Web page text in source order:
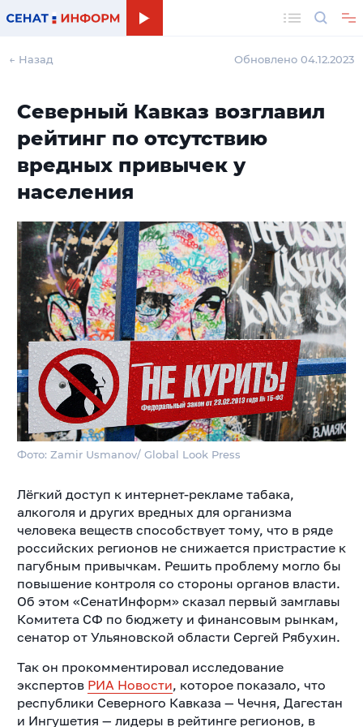
← Назад Обновлено 04.12.2023
Северный Кавказ возглавил
рейтинг по отсутствию
вредных привычек у
населения
Фото: Zamir Usmanov/ Global Look Press
Лёгкий доступ к интернет-рекламе табака,
алкоголя и других вредных для организма
человека веществ способствует тому, что в ряде
российских регионов не снижается пристрастие к
пагубным привычкам. Решить проблему могло бы
повышение контроля со стороны органов власти.
Об этом «СенатИнформ» сказал первый замглавы
Комитета СФ по бюджету и финансовым рынкам,
сенатор от Ульяновской области Сергей Рябухин.
Так он прокомментировал исследование
экспертов РИА Новости, которое показало, что
республики Северного Кавказа — Чечня, Дагестан
и Ингушетия — лидеры в рейтинге регионов, в